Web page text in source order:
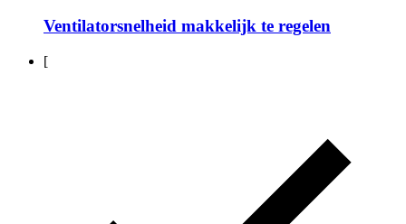
Ventilatorsnelheid makkelijk te regelen
[